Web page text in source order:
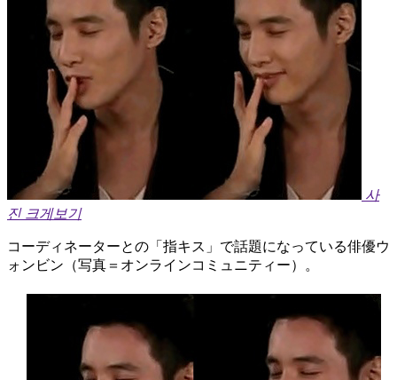
사
진 크게보기
コーディネーターとの「指キス」で話題になっている俳優ウ
ォンビン（写真＝オンラインコミュニティー）。